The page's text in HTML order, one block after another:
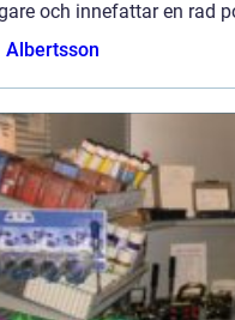
och innefattar en rad
Albertsson